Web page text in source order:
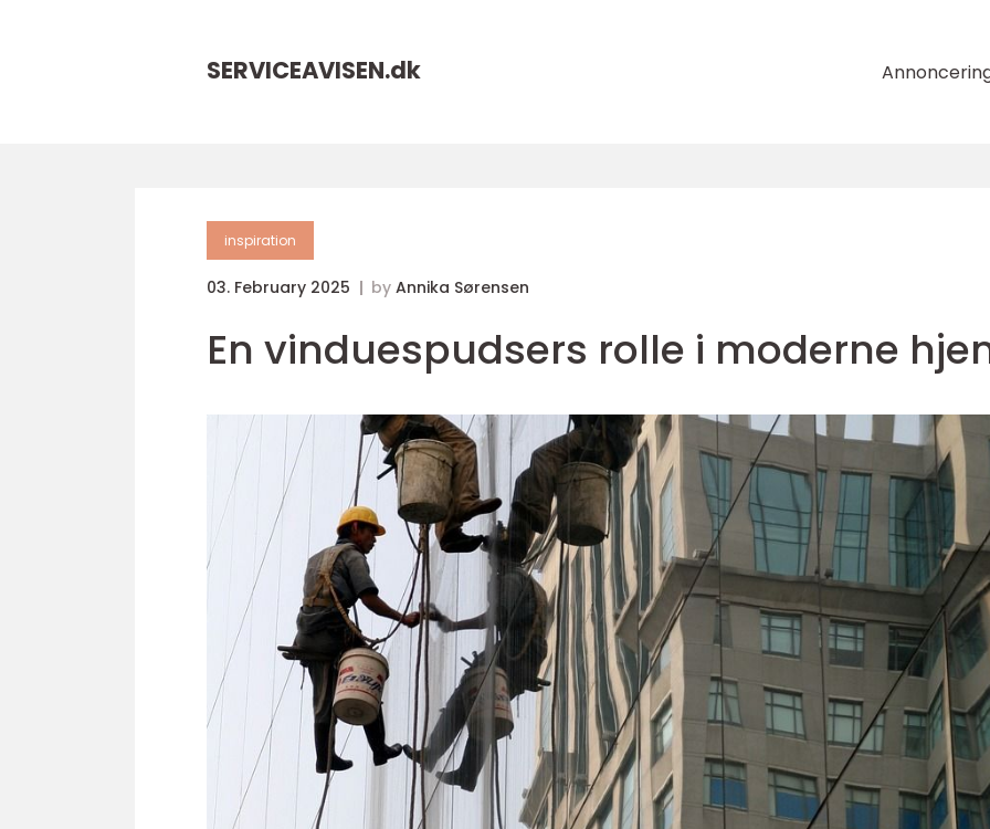
SERVICEAVISEN.dk
inspiration
03. February 2025 by Annika Sørensen
En vinduespudsers rolle i moderne